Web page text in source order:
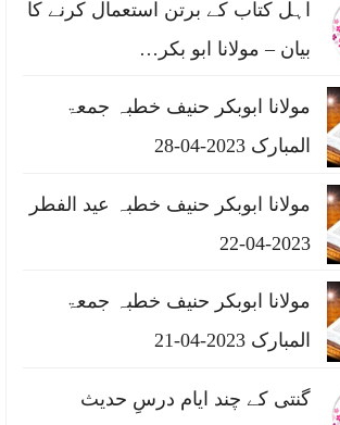
اہل کتاب کے برتن استعمال کرنے کا
بیان – مولانا ابو بکر…
مولانا ابوبکر حنیف خطبہ جمعۃ
المبارک 2023-04-28
مولانا ابوبکر حنیف خطبہ عید الفطر
2023-04-22
مولانا ابوبکر حنیف خطبہ جمعۃ
المبارک 2023-04-21
گنتی کے چند ایام درسِ حدیث